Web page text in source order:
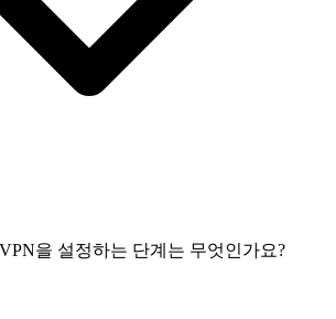
을 설정하는 단계는 무엇인가요?